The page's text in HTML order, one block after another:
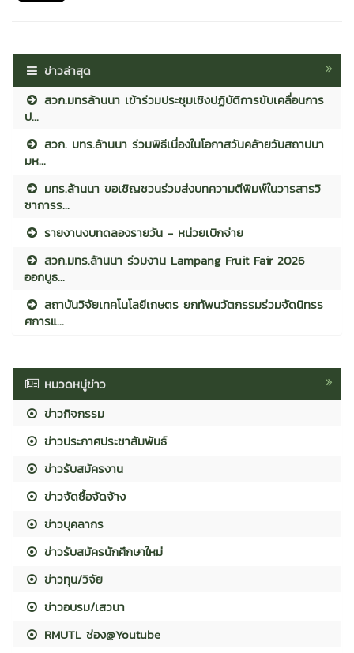
ข่าวล่าสุด
สวก.มทรล้านนา เข้าร่วมประชุมเชิงปฏิบัติการขับเคลื่อนการ
ป...
สวก. มทร.ล้านนา ร่วมพิธีเนื่องในโอกาสวันคล้ายวันสถาปนา
มห...
มทร.ล้านนา ขอเชิญชวนร่วมส่งบทความตีพิมพ์ในวารสารวิ
ชาการร...
รายงานงบทดลองรายวัน - หน่วยเบิกจ่าย
สวก.มทร.ล้านนา ร่วมงาน Lampang Fruit Fair 2026
ออกบูธ...
สถาบันวิจัยเทคโนโลยีเกษตร ยกทัพนวัตกรรมร่วมจัดนิทรร
ศการแ...
หมวดหมู่ข่าว
ข่าวกิจกรรม
ข่าวประกาศประชาสัมพันธ์
ข่าวรับสมัครงาน
ข่าวจัดซื้อจัดจ้าง
ข่าวบุคลากร
ข่าวรับสมัครนักศึกษาใหม่
ข่าวทุน/วิจัย
ข่าวอบรม/เสวนา
RMUTL ช่อง@Youtube